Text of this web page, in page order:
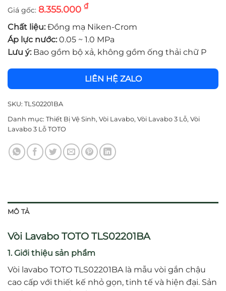
8.355.000 ₫
Chất liệu: Đồng mạ Niken-Crom
Áp lực nước: 0.05 ~ 1.0 MPa
Lưu ý: Bao gồm bộ xả, không gồm ống thải chữ P
LIÊN HỆ ZALO
SKU: TLS02201BA
Danh mục: Thiết Bị Vệ Sinh, Vòi Lavabo, Vòi Lavabo 3 Lỗ, Vòi
Lavabo 3 Lỗ TOTO
MÔ TẢ
Vòi Lavabo TOTO TLS02201BA
1. Giới thiệu sản phẩm
Vòi lavabo TOTO TLS02201BA là mẫu vòi gắn chậu
cao cấp với thiết kế nhỏ gọn, tinh tế và hiện đại. Sản